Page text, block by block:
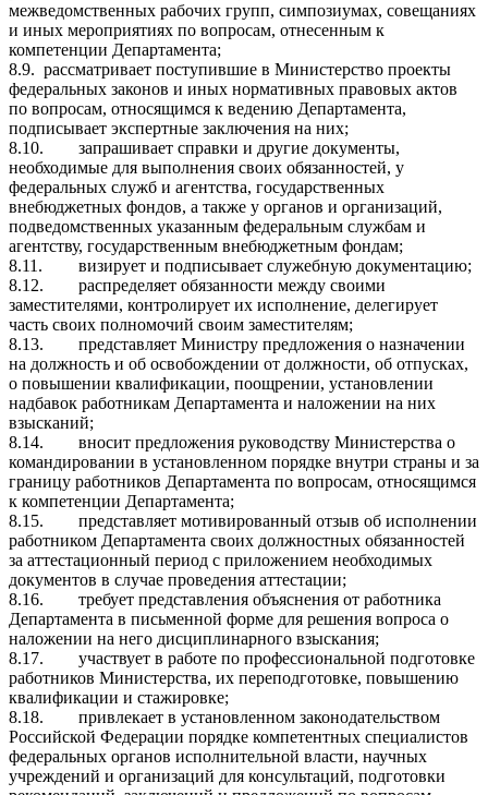
межведомственных рабочих групп, симпозиумах, совещаниях
и иных мероприятиях по вопросам, отнесенным к
компетенции Департамента;
8.9. рассматривает поступившие в Министерство проекты
федеральных законов и иных нормативных правовых актов
по вопросам, относящимся к ведению Департамента,
подписывает экспертные заключения на них;
8.10.
запрашивает справки и другие документы,
необходимые для выполнения своих обязанностей, у
федеральных служб и агентства, государственных
внебюджетных фондов, а также у органов и организаций,
подведомственных указанным федеральным службам и
агентству, государственным внебюджетным фондам;
8.11.
визирует и подписывает служебную документацию;
8.12.
распределяет обязанности между своими
заместителями, контролирует их исполнение, делегирует
часть своих полномочий своим заместителям;
8.13.
представляет Министру предложения о назначении
на должность и об освобождении от должности, об отпусках,
о повышении квалификации, поощрении, установлении
надбавок работникам Департамента и наложении на них
взысканий;
8.14.
вносит предложения руководству Министерства о
командировании в установленном порядке внутри страны и за
границу работников Департамента по вопросам, относящимся
к компетенции Департамента;
8.15.
представляет мотивированный отзыв об исполнении
работником Департамента своих должностных обязанностей
за аттестационный период с приложением необходимых
документов в случае проведения аттестации;
8.16.
требует представления объяснения от работника
Департамента в письменной форме для решения вопроса о
наложении на него дисциплинарного взыскания;
8.17.
участвует в работе по профессиональной подготовке
работников Министерства, их переподготовке, повышению
квалификации и стажировке;
8.18.
привлекает в установленном законодательством
Российской Федерации порядке компетентных специалистов
федеральных органов исполнительной власти, научных
учреждений и организаций для консультаций, подготовки